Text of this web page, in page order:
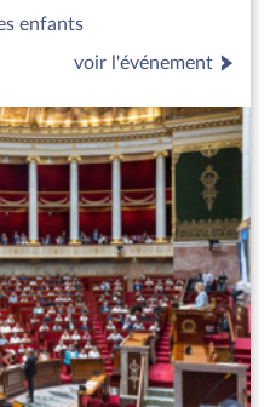
enfants
voir l'événement